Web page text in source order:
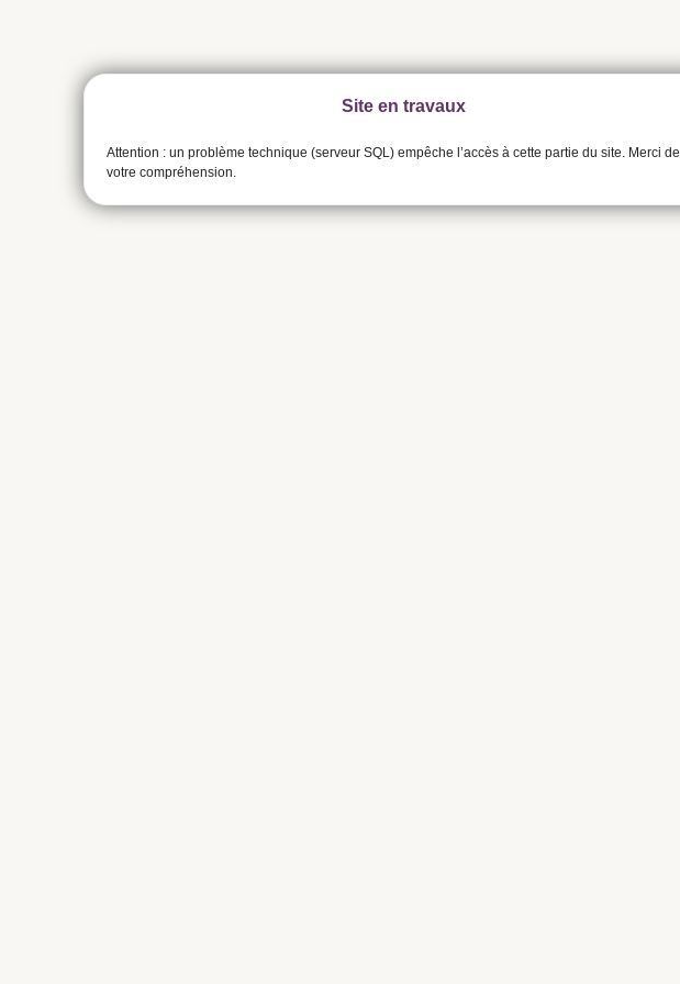
Site en travaux
Attention : un problème technique (serveur SQL) empêche l’accès à cette partie du site. Merci de
votre compréhension.